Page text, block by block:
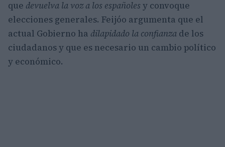
que devuelva la voz a los españolesy convoque
elecciones generales. Feijóo argumenta que el
actual Gobierno ha dilapidado la confianza de los
ciudadanos y que es necesario un cambio político
y económico.